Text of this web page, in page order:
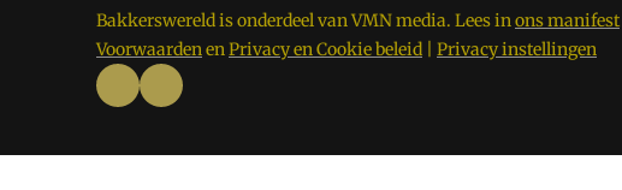
Bakkerswereld is onderdeel van VMN media. Lees inons manifest
VoorwaardenenPrivacy en Cookie beleid Privacy instellingen